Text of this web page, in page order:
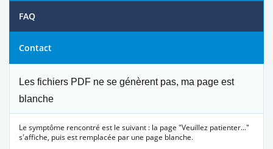
FAQ
Contact
Les fichiers PDF ne se génèrent pas, ma page est
blanche
Le symptôme rencontré est le suivant : la page "Veuillez patienter..."
s'affiche, puis est remplacée par une page blanche.